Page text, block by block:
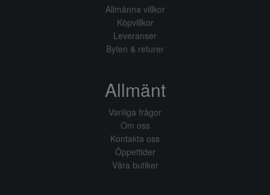
Allmänna villkor
Köpvillkor
Leveranser
Byten & returer
Allmänt
Vanliga frågor
Om oss
Kontakta oss
Öppettider
Våra butiker